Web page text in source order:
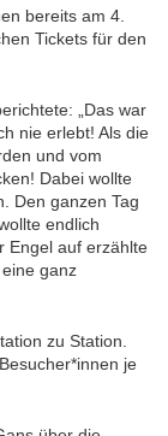
bereits am 4.
Tickets für den
„Das war
nie erlebt! Als die
und vom
Dabei wollte
Den ganzen Tag
endlich
Engel auf erzählte
ganz
zu Station.
je